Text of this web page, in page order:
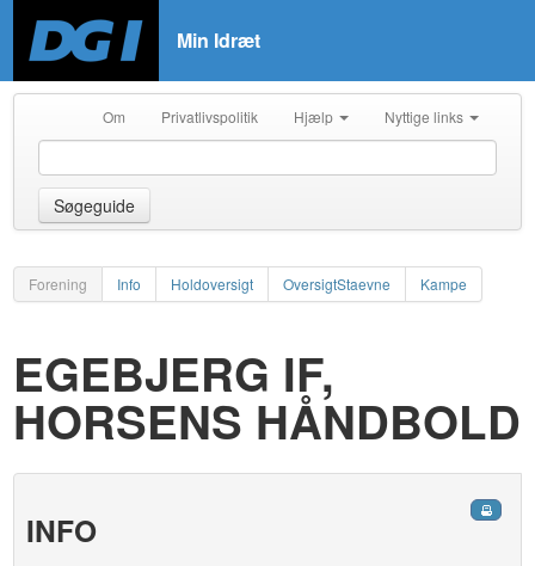
Min Idræt
Om Privatlivspolitik Hjælp Nyttige links
Søgeguide
Forening Info Holdoversigt OversigtStaevne Kampe
EGEBJERG IF,
HORSENS HÅNDBOLD
INFO